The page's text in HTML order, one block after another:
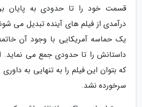
قسمت خود را تا حدودی به پایان
درآمدی از فیلم های آینده تبدیل می
یک حماسه آمریکایی با وجود آن
داستانش را تا حدودی جمع می
که بتوان این فیلم را به تنهایی به
سرخورده نشد.